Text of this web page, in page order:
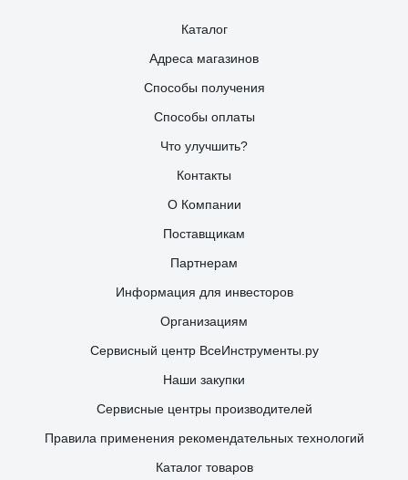
Каталог
Адреса магазинов
Способы получения
Способы оплаты
Что улучшить?
Контакты
О Компании
Поставщикам
Партнерам
Информация для инвесторов
Организациям
Сервисный центр ВсеИнструменты.ру
Наши закупки
Сервисные центры производителей
Правила применения рекомендательных технологий
Каталог товаров